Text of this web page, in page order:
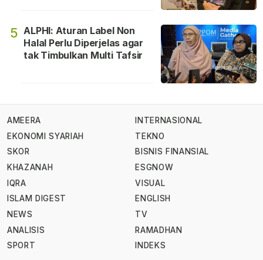
5 ALPHI: Aturan Label Non
Halal Perlu Diperjelas agar
tak Timbulkan Multi Tafsir
AMEERA
EKONOMI SYARIAH
SKOR
KHAZANAH
IQRA
ISLAM DIGEST
NEWS
ANALISIS
SPORT
INTERNASIONAL
TEKNO
BISNIS FINANSIAL
ESGNOW
VISUAL
ENGLISH
TV
RAMADHAN
INDEKS